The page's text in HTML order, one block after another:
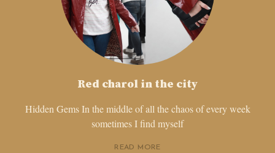
Red charol in the city
Hidden Gems In the middle of all the chaos of every week
sometimes I find myself
READ MORE